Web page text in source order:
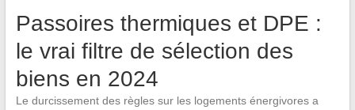
Passoires thermiques et DPE :
le vrai filtre de sélection des
biens en 2024
Le durcissement des règles sur les logements énergivores a